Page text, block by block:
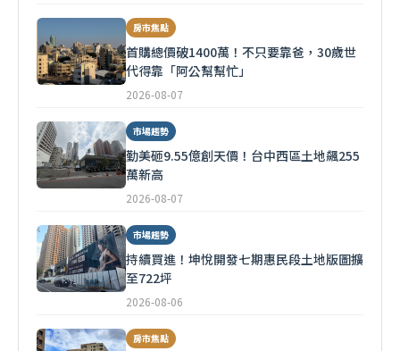
房市焦點
首購總價破1400萬！不只要靠爸，30歲世
代得靠「阿公幫幫忙」
2026-08-07
市場趨勢
勤美砸9.55億創天價！台中西區土地飆255
萬新高
2026-08-07
市場趨勢
持續買進！坤悅開發七期惠民段土地版圖擴
至722坪
2026-08-06
房市焦點